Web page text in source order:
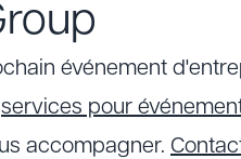
événement
services pour
accompagner.